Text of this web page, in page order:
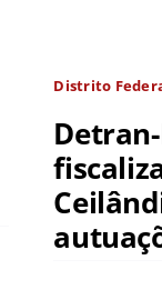
Distrito